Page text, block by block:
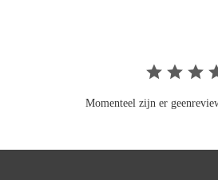
Momenteel zijn er